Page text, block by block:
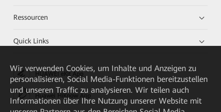
Ressourcen
Quick Links
HUAWEI eKit App
Huawei HiKnow App
Wir verwenden Cookies, um Inhalte und Anzeigen zu
personalisieren, Social Media-Funktionen bereitzustellen
und unseren Traffic zu analysieren. Wir teilen auch
Informationen über Ihre Nutzung unserer Website mit